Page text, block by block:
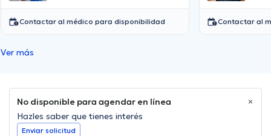
Contactar al médico para disponibilidad Contactar al
Ver más
No disponible para agendar en línea
Hazles saber que tienes interés
Enviar solicitud